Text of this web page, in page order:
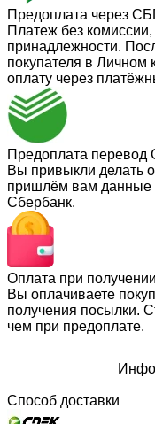
Предоплата через
Платеж без
принадлежности.
покупателя в Личном
оплату через
Предоплата перевод
Вы привыкли делать
пришлём вам данные
Сбербанк.
Оплата при получении
Вы оплачиваете
получения посылки.
чем при предоплате.
Способ доставки